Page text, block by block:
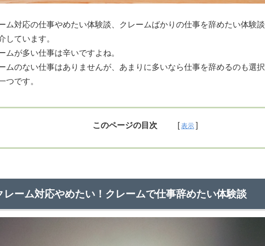
ム対応の仕事やめたい体験談、クレームばかりの仕事を辞めたい体験談
しています。
ムが多い仕事は辛いですよね。
ムのない仕事はありませんが、あまりに多いなら仕事を辞めるのも選択
つです。
このページの目次
レーム対応やめたい！クレームで仕事辞めたい体験談